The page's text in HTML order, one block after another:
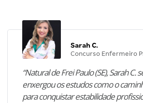
Sarah C.
Concurso Enfermeiro
“Natural de Frei Paulo (SE), Sarah C.
enxergou os estudos como o
para conquistar estabilidade